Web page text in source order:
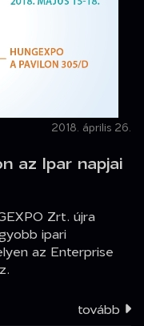
2018. április 26.
az Ipar napjai
Zrt. újra
ipari
az Enterprise
tovább